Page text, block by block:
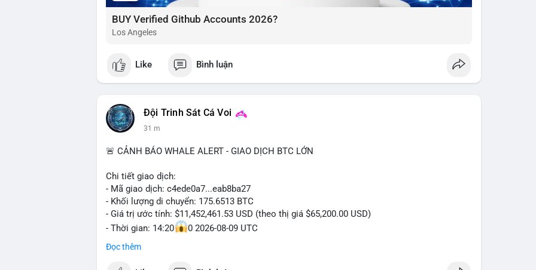
BUY Verified Github Accounts 2026?
Los Angeles
Like Bình luận
Đội Trinh Sát Cá Voi
31 m
🚨 CẢNH BÁO WHALE ALERT - GIAO DỊCH BTC LỚN
Chi tiết giao dịch:
- Mã giao dịch: c4ede0a7...eab8ba27
- Khối lượng di chuyển: 175.6513 BTC
- Giá trị ước tính: $11,452,461.53 USD (theo thị giá $65,200.00 USD)
- Thời gian: 14:20
0 2026-08-09 UTC
Nhận định phân tích:
Khối lượng 175.65 BTC trị giá hơn 11.45 triệu USD được phát hiện trong Mempool cho thấy
Đọc thêm